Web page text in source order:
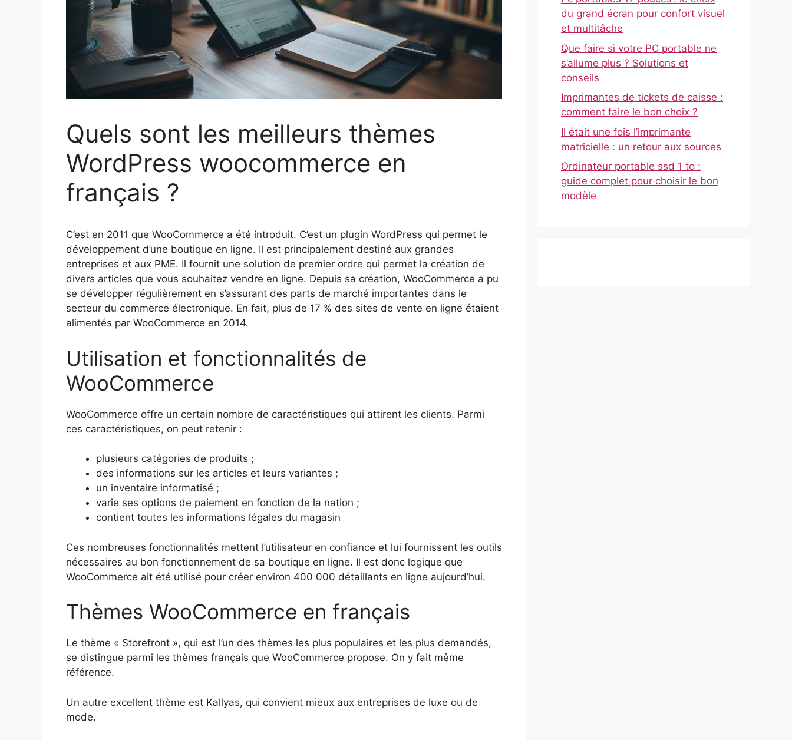
Quels sont les meilleurs thèmes
WordPress woocommerce en
français ?
C’est en 2011 que WooCommerce a été introduit. C’est un plugin WordPress qui permet le
développement d’une boutique en ligne. Il est principalement destiné aux grandes
entreprises et aux PME. Il fournit une solution de premier ordre qui permet la création de
divers articles que vous souhaitez vendre en ligne. Depuis sa création, WooCommerce a pu
se développer régulièrement en s’assurant des parts de marché importantes dans le
secteur du commerce électronique. En fait, plus de 17 % des sites de vente en ligne étaient
alimentés par WooCommerce en 2014.
Utilisation et fonctionnalités de
WooCommerce
WooCommerce offre un certain nombre de caractéristiques qui attirent les clients. Parmi
ces caractéristiques, on peut retenir :
plusieurs catégories de produits ;
des informations sur les articles et leurs variantes ;
un inventaire informatisé ;
varie ses options de paiement en fonction de la nation ;
contient toutes les informations légales du magasin
Ces nombreuses fonctionnalités mettent l’utilisateur en confiance et lui fournissent les outils
nécessaires au bon fonctionnement de sa boutique en ligne. Il est donc logique que
WooCommerce ait été utilisé pour créer environ 400 000 détaillants en ligne aujourd’hui.
Thèmes WooCommerce en français
Le thème « Storefront », qui est l’un des thèmes les plus populaires et les plus demandés,
se distingue parmi les thèmes français que WooCommerce propose. On y fait même
référence.
Un autre excellent thème est Kallyas, qui convient mieux aux entreprises de luxe ou de
mode.
du grand écran pour confort visuel
et multitâche
Que faire si votre PC portable ne
s’allume plus ? Solutions et
conseils
Imprimantes de tickets de caisse :
comment faire le bon choix ?
Il était une fois l’imprimante
matricielle : un retour aux sources
Ordinateur portable ssd 1 to :
guide complet pour choisir le bon
modèle